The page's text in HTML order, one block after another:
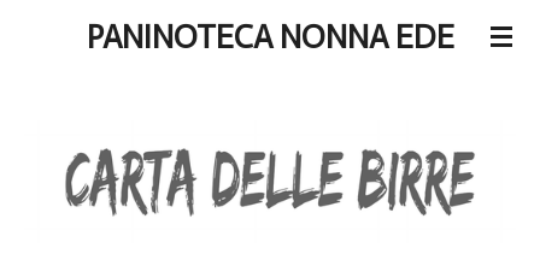
PANINOTECA NONNA EDE